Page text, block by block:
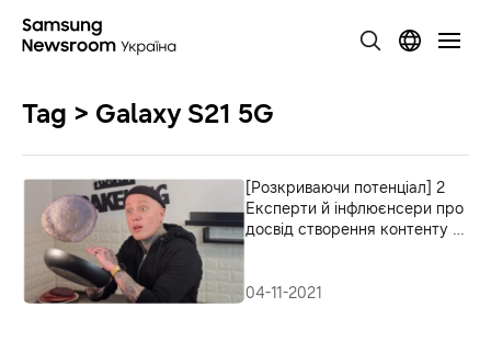
Tag > Galaxy S21 5G
[Розкриваючи потенціал] 2
Експерти й інфлюєнсери про
досвід створення контенту з
04-11-2021